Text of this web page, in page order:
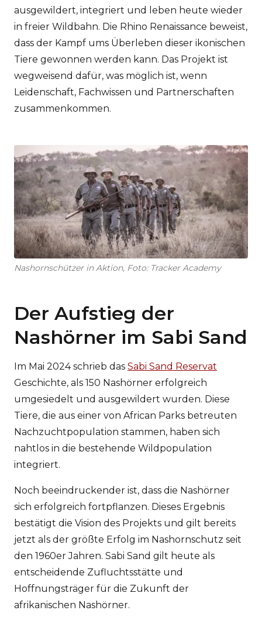
ausgewildert, integriert und leben heute wieder
in freier Wildbahn. Die Rhino Renaissance beweist,
dass der Kampf ums Überleben dieser ikonischen
Tiere gewonnen werden kann. Das Projekt ist
wegweisend dafür, was möglich ist, wenn
Leidenschaft, Fachwissen und Partnerschaften
zusammenkommen.
Nashornschützer in Aktion, Foto: Tracker Academy
Der Aufstieg der
Nashörner im Sabi Sand
Im Mai 2024 schrieb das Sabi Sand Reservat
Geschichte, als 150 Nashörner erfolgreich
umgesiedelt und ausgewildert wurden. Diese
Tiere, die aus einer von African Parks betreuten
Nachzuchtpopulation stammen, haben sich
nahtlos in die bestehende Wildpopulation
integriert.
Noch beeindruckender ist, dass die Nashörner
sich erfolgreich fortpflanzen. Dieses Ergebnis
bestätigt die Vision des Projekts und gilt bereits
jetzt als der größte Erfolg im Nashornschutz seit
den 1960er Jahren. Sabi Sand gilt heute als
entscheidende Zufluchtsstätte und
Hoffnungsträger für die Zukunft der
afrikanischen Nashörner.